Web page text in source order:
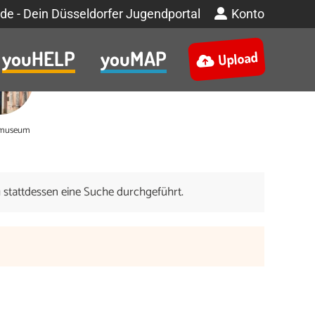
- Dein Düsseldorfer Jugendportal Konto
youHELP youMAP Upload
eine Suche durchgeführt.